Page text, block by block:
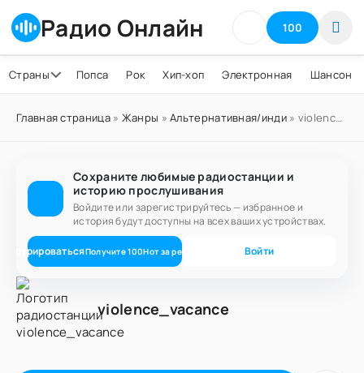
Радио Онлайн 100
Страны Попса Рок Хип-хоп Электронная Шансон
Главная страница» Жанры »Альтернативная/инди» violence_vacance
Сохраните любимые радиостанции и
историю прослушивания
Войдите или зарегистрируйтесь — избранное и
история будут доступны на всех ваших устройствах.
Получите100Нот за регистрацию Войти
violence_vacance